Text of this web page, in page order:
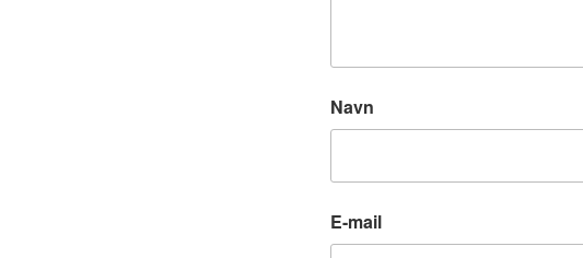
Navn
E-mail